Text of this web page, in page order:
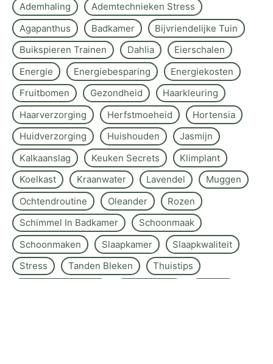
Ademhaling
Ademtechnieken Stress
Agapanthus
Badkamer
Bijvriendelijke Tuin
Buikspieren Trainen
Dahlia
Eierschalen
Energie
Energiebesparing
Energiekosten
Fruitbomen
Gezondheid
Haarkleuring
Haarverzorging
Herfstmoeheid
Hortensia
Huidverzorging
Huishouden
Jasmijn
Kalkaanslag
Keuken Secrets
Klimplant
Koelkast
Kraanwater Lavendel
Muggen
Ochtendroutine
Oleander
Rozen
Schimmel In Badkamer
Schoonmaak
Schoonmaken
Slaapkamer
Slaapkwaliteit
Stress
Tanden Bleken
Thuistips